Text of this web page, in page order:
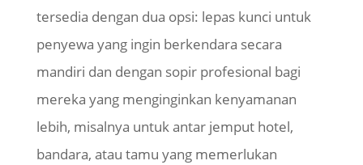
tersedia dengan dua opsi: lepas kunci untuk
penyewa yang ingin berkendara secara
mandiri dan dengan sopir profesional bagi
mereka yang menginginkan kenyamanan
lebih, misalnya untuk antar jemput hotel,
bandara, atau tamu yang memerlukan